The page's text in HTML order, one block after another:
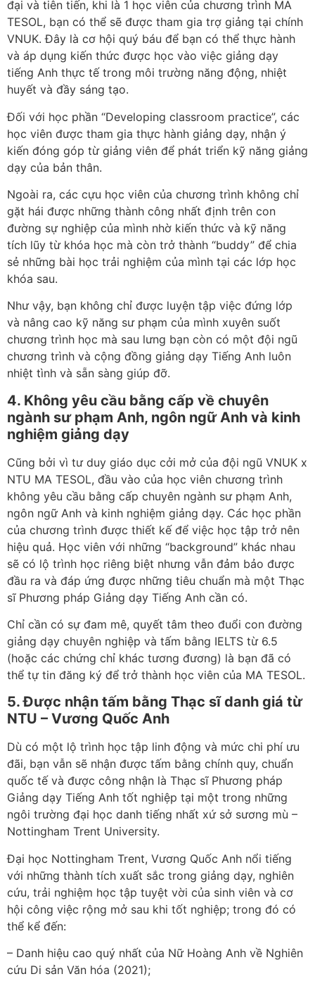
đại và tiên tiến, khi là 1 học viên của chương trình MA
TESOL, bạn có thể sẽ được tham gia trợ giảng tại chính
VNUK. Đây là cơ hội quý báu để bạn có thể thực hành
và áp dụng kiến thức được học vào việc giảng dạy
tiếng Anh thực tế trong môi trường năng động, nhiệt
huyết và đầy sáng tạo.
Đối với học phần “Developing classroom practice”, các
học viên được tham gia thực hành giảng dạy, nhận ý
kiến đóng góp từ giảng viên để phát triển kỹ năng giảng
dạy của bản thân.
Ngoài ra, các cựu học viên của chương trình không chỉ
gặt hái được những thành công nhất định trên con
đường sự nghiệp của mình nhờ kiến thức và kỹ năng
tích lũy từ khóa học mà còn trở thành “buddy” để chia
sẻ những bài học trải nghiệm của mình tại các lớp học
khóa sau.
Như vậy, bạn không chỉ được luyện tập việc đứng lớp
và nâng cao kỹ năng sư phạm của mình xuyên suốt
chương trình học mà sau lưng bạn còn có một đội ngũ
chương trình và cộng đồng giảng dạy Tiếng Anh luôn
nhiệt tình và sẵn sàng giúp đỡ.
4. Không yêu cầu bằng cấp về chuyên
ngành sư phạm Anh, ngôn ngữ Anh và kinh
nghiệm giảng dạy
Cũng bởi vì tư duy giáo dục cởi mở của đội ngũ VNUK x
NTU MA TESOL, đầu vào của học viên chương trình
không yêu cầu bằng cấp chuyên ngành sư phạm Anh,
ngôn ngữ Anh và kinh nghiệm giảng dạy. Các học phần
của chương trình được thiết kế để việc học tập trở nên
hiệu quả. Học viên với những “background” khác nhau
sẽ có lộ trình học riêng biệt nhưng vẫn đảm bảo được
đầu ra và đáp ứng được những tiêu chuẩn mà một Thạc
sĩ Phương pháp Giảng dạy Tiếng Anh cần có.
Chỉ cần có sự đam mê, quyết tâm theo đuổi con đường
giảng dạy chuyên nghiệp và tấm bằng IELTS từ 6.5
(hoặc các chứng chỉ khác tương đương) là bạn đã có
thể tự tin đăng ký để trở thành học viên của MA TESOL.
5. Được nhận tấm bằng Thạc sĩ danh giá từ
NTU – Vương Quốc Anh
Dù có một lộ trình học tập linh động và mức chi phí ưu
đãi, bạn vẫn sẽ nhận được tấm bằng chính quy, chuẩn
quốc tế và được công nhận là Thạc sĩ Phương pháp
Giảng dạy Tiếng Anh tốt nghiệp tại một trong những
ngôi trường đại học danh tiếng nhất xứ sở sương mù –
Nottingham Trent University.
Đại học Nottingham Trent, Vương Quốc Anh nổi tiếng
với những thành tích xuất sắc trong giảng dạy, nghiên
cứu, trải nghiệm học tập tuyệt vời của sinh viên và cơ
hội công việc rộng mở sau khi tốt nghiệp; trong đó có
thể kể đến:
– Danh hiệu cao quý nhất của Nữ Hoàng Anh về Nghiên
cứu Di sản Văn hóa (2021);